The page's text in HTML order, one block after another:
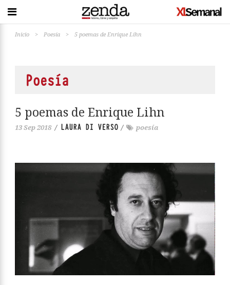
Inicio > Poesía > 5 poemas de Enrique Lihn
Poesía
5 poemas de Enrique Lihn
13 Sep 2018 / LAURA DI VERSO / poesía